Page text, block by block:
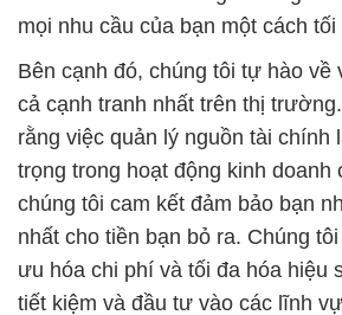
trọng trong hoạt động kinh doanh
chúng tôi cam kết đảm bảo bạn
nhất cho tiền bạn bỏ ra. Chúng
ưu hóa chi phí và tối đa hóa hiệu
tiết kiệm và đầu tư vào các lĩnh
nghiệp.
Trong lĩnh vực công nghiệp thực
hiểu rõ tầm quan trọng của sự an
thực phẩm. Chúng tôi cung cấp